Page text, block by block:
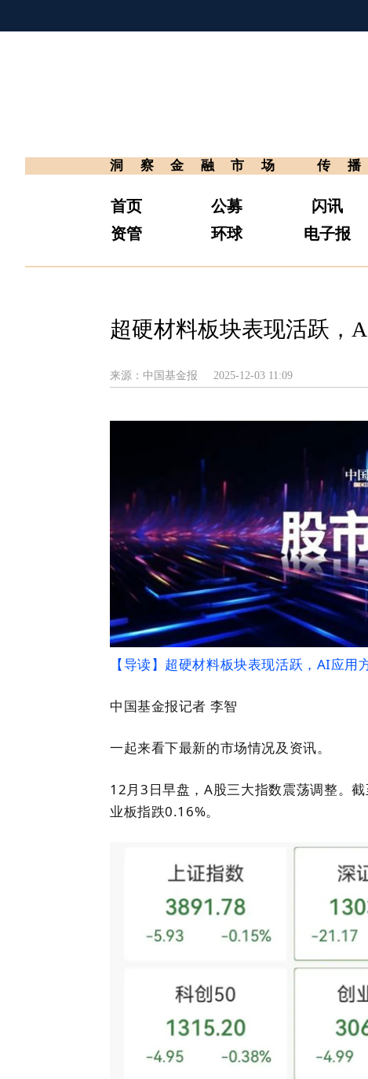
洞察金融市场 传
首页
资管
公募
环球
闪讯
电子报
超硬材料板块表现活跃，
来源：中国基金报 2025-12-03 11:09
【导读】超硬材料板块表现活跃，AI应用
中国基金报记者 李智
一起来看下最新的市场情况及资讯。
12月3日早盘，A股三大指数震荡调整。
业板指跌0.16%。